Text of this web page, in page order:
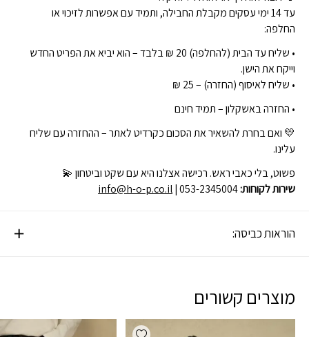
עד 14 ימי עסקים מקבלת החבילה, ותמיד עם אפשרות לזיכוי או
החלפה:
• שליח עד הבית (להחלפה) 20 ₪ בלבד – הוא יביא את הפריט החדש
וייקח את הישן.
• שליח לאיסוף (החזרה) – 25 ₪
• החזרה באשקלון – תמיד חינם
💛 ואם בחרת להשאיר את הסכום כקרדיט לאתר – ההחזרה עם שליח
עלינו.
פשוט, בלי כאבי ראש. רכישה אצלנו היא עם שקט וביטחון 💫
שירות לקוחות:
info@h-o-p.co.il| 053-2345004
הוראות כביסה:
מוצרים קשורים
Add wishlist